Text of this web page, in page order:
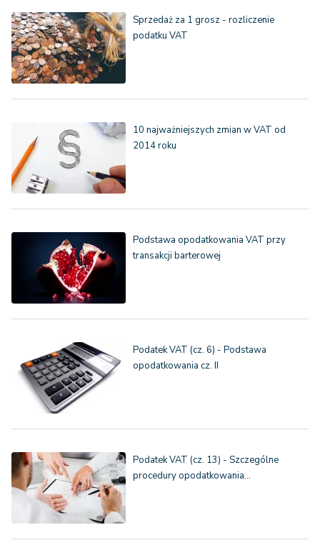
Sprzedaż za 1 grosz - rozliczenie
podatku VAT
10 najważniejszych zmian w VAT od
2014 roku
Podstawa opodatkowania VAT przy
transakcji barterowej
Podatek VAT (cz. 6) - Podstawa
opodatkowania cz. II
Podatek VAT (cz. 13) - Szczególne
procedury opodatkowania…